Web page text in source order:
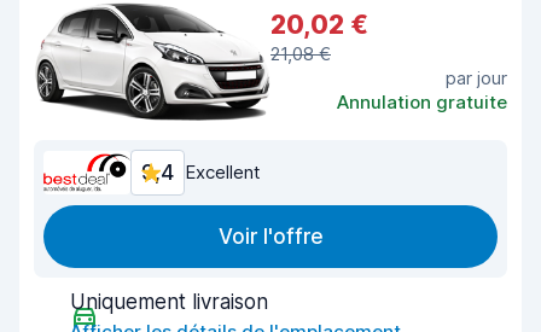
20,02 €
21,08 €
par jour
Annulation gratuite
9,4 Excellent
Voir l'offre
Uniquement livraison